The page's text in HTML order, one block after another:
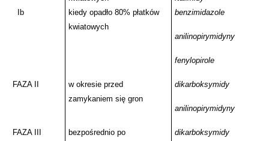
Ib
kiedy opadło 80% płatków
kwiatowych
benzimidazole
anilinopirymidyny
fenylopirole
FAZA II
w okresie przed
zamykaniem się gron
dikarboksymidy
anilinopirymidyny
FAZA III
bezpośrednio po
dikarboksymidy